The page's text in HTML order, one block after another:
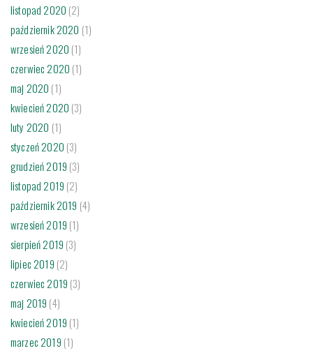
listopad 2020 (2)
październik 2020 (1)
wrzesień 2020 (1)
czerwiec 2020 (1)
maj 2020 (1)
kwiecień 2020 (3)
luty 2020 (1)
styczeń 2020 (3)
grudzień 2019 (3)
listopad 2019 (2)
październik 2019 (4)
wrzesień 2019 (1)
sierpień 2019 (3)
lipiec 2019 (2)
czerwiec 2019 (3)
maj 2019 (4)
kwiecień 2019 (1)
marzec 2019 (1)